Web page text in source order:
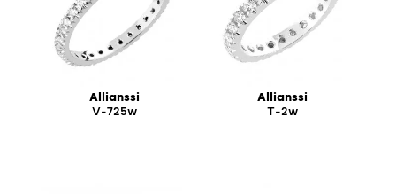
Allianssi
V-725w
Allianssi
T-2w